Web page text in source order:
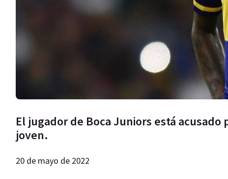
El jugador de Boca Juniors está
joven.
20 de mayo de 2022